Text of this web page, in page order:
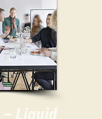
– Liquid